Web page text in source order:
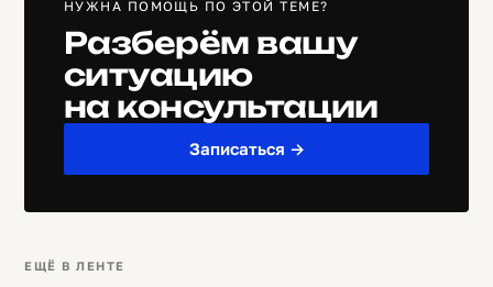
НУЖНА ПОМОЩЬ ПО ЭТОЙ ТЕМЕ?
Разберём вашу
ситуацию
на консультации
Записаться →
ЕЩЁ В ЛЕНТЕ